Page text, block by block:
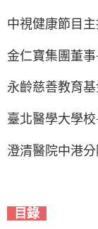
中視健康節目
金仁寶集團董
永齡慈善教育
臺北醫學大學
澄清醫院中港
目錄